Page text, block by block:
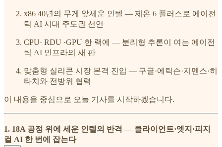
x86 40년의 무게 앞세운 인텔 — 제온 6 플러스로 에이전
틱 AI 시대 주도권 선언
CPU· RDU ·GPU 한 랙에 — 분리형 추론이 여는 에이전
틱 AI 인프라의 새 판
맞춤형 실리콘 시장 본격 진입 — 구글·에릭슨·지멘스·히
타치와 전방위 협력
이 내용을 중심으로 오늘 기사를 시작하겠습니다.
1. 18A 공정 위에 세운 인텔의 반격 — 클라이언트·엣지·피지
컬 AI 한 번에 잡는다